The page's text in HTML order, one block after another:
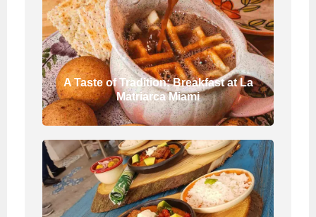
A Taste of Tradition: Breakfast at La
Matriarca Miami